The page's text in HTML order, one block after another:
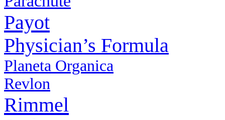
Payot
Physiсian’s Formula
Planeta Organica
Revlon
Rimmel